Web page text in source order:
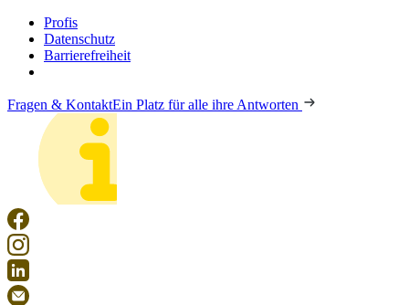
Profis
Datenschutz
Barrierefreiheit
Fragen & KontaktEin Platz für alle ihre Antworten